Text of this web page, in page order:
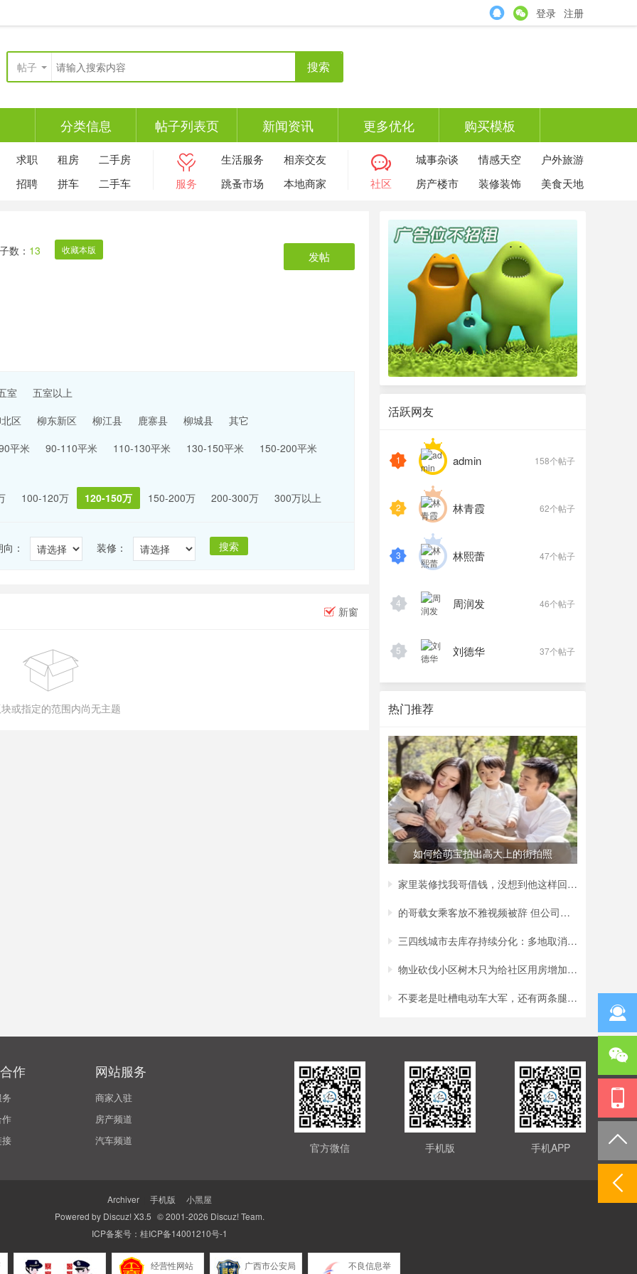
登录 注册
帖子 搜索
分类信息 帖子列表页 新闻资讯 更多优化 购买模板
求职 租房
二手房
招聘
拼车 二手车 服务
生活服务
相亲交友
跳蚤市场
本地商家 社区
城事杂谈 情感天空
户外旅游
房产楼市
装修装饰 美食天地
数： 13 收藏本版 发帖
室
五室以上
区
柳东新区 柳江县 鹿寨县 柳城县
其它
平米
90-110平米 110-130平米 130-150平米 150-200平米
100-120万 120-150万 150-200万 200-300万 300万以上
： 装修： 搜索
新窗
或指定的范围内尚无主题
活跃网友
1 admin 158个帖子
2 林青霞 62个帖子
3 林熙蕾 47个帖子
4 周润发 46个帖子
5 刘德华 37个帖子
热门推荐
如何给萌宝拍出高大上的街拍照
家里装修找我哥借钱，没想到他这样回复我，
的哥载女乘客放不雅视频被辞 但公司称非黄
三四线城市去库存持续分化：多地取消购房补
物业砍伐小区树木只为给社区用房增加采光？
不要老是吐槽电动车大军，还有两条腿的行人
作 网站服务
商家入驻
房产频道
汽车频道
手机APP
手机版
官方微信
Archiver 手机版
小黑屋
Powered by Discuz! X3.5 © 2001-2026 Discuz! Team.
ICP备案号： 桂ICP备14001210号-1
经营性网站 广西市公安局 不良信息举